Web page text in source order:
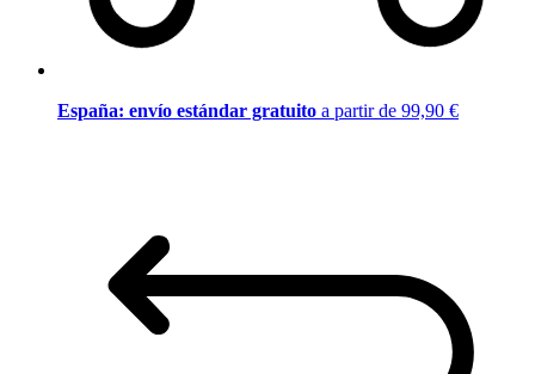
España: envío estándar gratuito a partir de 99,90 €